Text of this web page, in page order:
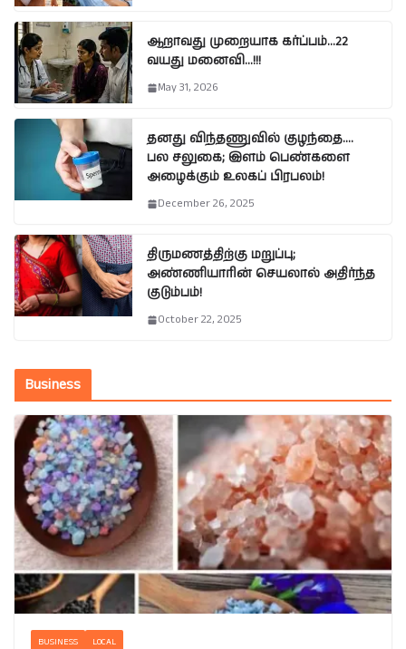
ஆறாவது முறையாக கர்ப்பம்…22
வயது மனைவி…!!!
May 31, 2026
தனது விந்தணுவில் குழந்தை….
பல சலுகை; இளம் பெண்களை
அழைக்கும் உலகப் பிரபலம்!
December 26, 2025
திருமணத்திற்கு மறுப்பு;
அண்ணியாரின் செயலால் அதிர்ந்த
குடும்பம்!
October 22, 2025
Business
BUSINESS LOCAL